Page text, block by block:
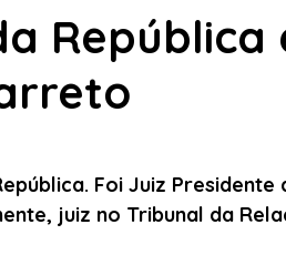
República
Foi Juiz Presidente
juiz no Tribunal da